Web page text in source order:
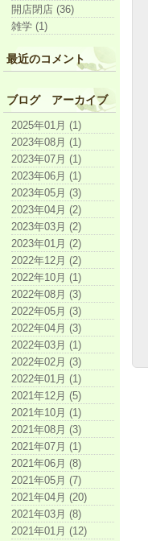
開店閉店 (36)
雑学 (1)
最近のコメント
ブログ アーカイブ
2025年01月 (1)
2023年08月 (1)
2023年07月 (1)
2023年06月 (1)
2023年05月 (3)
2023年04月 (2)
2023年03月 (2)
2023年01月 (2)
2022年12月 (2)
2022年10月 (1)
2022年08月 (3)
2022年05月 (3)
2022年04月 (3)
2022年03月 (1)
2022年02月 (3)
2022年01月 (1)
2021年12月 (5)
2021年10月 (1)
2021年08月 (3)
2021年07月 (1)
2021年06月 (8)
2021年05月 (7)
2021年04月 (20)
2021年03月 (8)
2021年01月 (12)